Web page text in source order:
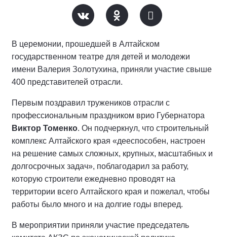
В церемонии, прошедшей в Алтайском
государственном театре для детей и молодежи
имени Валерия Золотухина, приняли участие свыше
400 представителей отрасли.
Первым поздравил тружеников отрасли с
профессиональным праздником врио Губернатора
Виктор Томенко. Он подчеркнул, что строительный
комплекс Алтайского края «дееспособен, настроен
на решение самых сложных, крупных, масштабных и
долгосрочных задач», поблагодарил за работу,
которую строители ежедневно проводят на
территории всего Алтайского края и пожелал, чтобы
работы было много и на долгие годы вперед.
В мероприятии приняли участие председатель